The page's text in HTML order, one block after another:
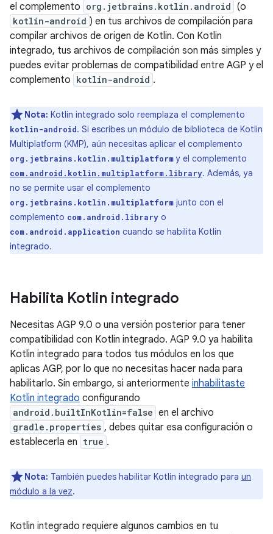
el complemento org.jetbrains.kotlin.android (o
kotlin-android ) en tus archivos de compilación para
compilar archivos de origen de Kotlin. Con Kotlin
integrado, tus archivos de compilación son más simples y
puedes evitar problemas de compatibilidad entre AGP y el
complemento kotlin-android .
Nota: Kotlin integrado solo reemplaza el complemento
kotlin-android. Si escribes un módulo de biblioteca de Kotlin
Multiplatform (KMP), aún necesitas aplicar el complemento
org.jetbrains.kotlin.multiplatformy el complemento
com.android.kotlin.multiplatform.library. Además, ya
no se permite usar el complemento
org.jetbrains.kotlin.multiplatform junto con el
complemento com.android.library o
com.android.application cuando se habilita Kotlin
integrado.
Habilita Kotlin integrado
Necesitas AGP 9.0 o una versión posterior para tener
compatibilidad con Kotlin integrado. AGP 9.0 ya habilita
Kotlin integrado para todos tus módulos en los que
aplicas AGP, por lo que no necesitas hacer nada para
habilitarlo. Sin embargo, si anteriormente inhabilitaste
Kotlin integrado configurando
android.builtInKotlin=false en el archivo
gradle.properties , debes quitar esa configuración o
establecerla en true .
Nota: También puedes habilitar Kotlin integrado para un
módulo a la vez.
Kotlin integrado requiere algunos cambios en tu